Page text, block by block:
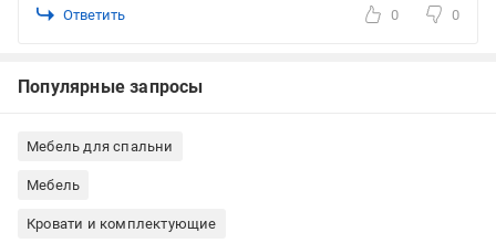
Ответить 0 0
Популярные запросы
Мебель для спальни
Мебель
Кровати и комплектующие